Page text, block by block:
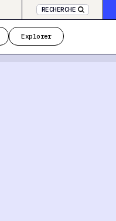
RECHERCHE
Explorer